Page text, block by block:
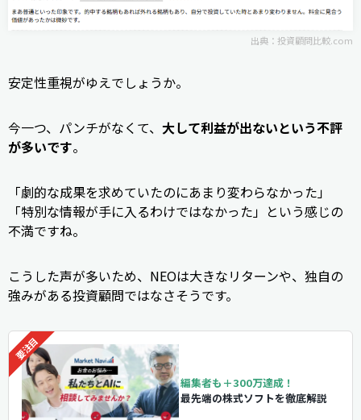
出典： 投資顧問比較.com
安定性重視がゆえでしょうか。
今一つ、パンチがなくて、 大して利益が出ないという不評
が多いです。
「劇的な成果を求めていたのにあまり変わらなかった」
「特別な情報が手に入るわけではなかった」という感じの
不満ですね。
こうした声が多いため、NEOは大きなリターンや、独自の
強みがある投資顧問ではなさそうです。
編集者も＋300万達成！
最先端の株式ソフトを徹底解説